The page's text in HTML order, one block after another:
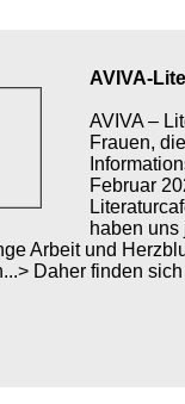
AVIVA-
AVIVA –
Frauen,
Februar
haben
Arbeit und
Daher finden